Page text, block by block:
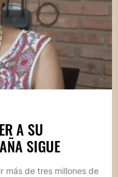
A SU
SIGUE
más de tres millones de